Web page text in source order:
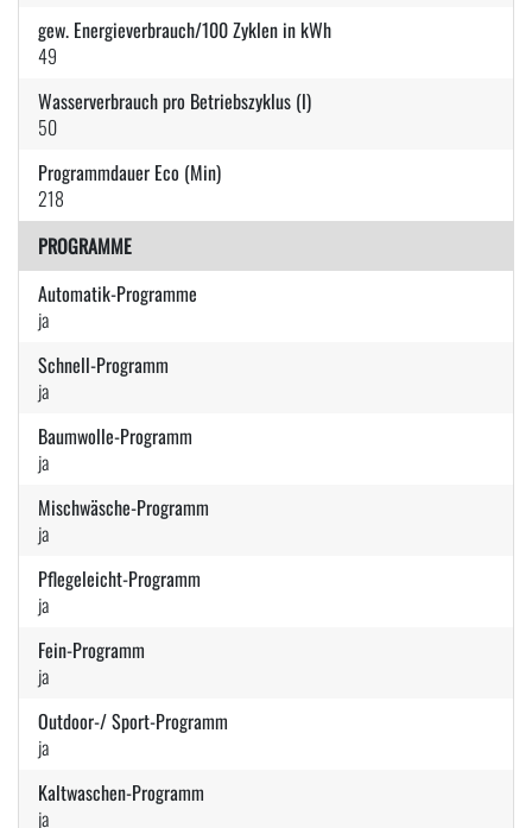
gew. Energieverbrauch/100 Zyklen in kWh
49
Wasserverbrauch pro Betriebszyklus (l)
50
Programmdauer Eco (Min)
218
PROGRAMME
Automatik-Programme
ja
Schnell-Programm
ja
Baumwolle-Programm
ja
Mischwäsche-Programm
ja
Pflegeleicht-Programm
ja
Fein-Programm
ja
Outdoor-/ Sport-Programm
ja
Kaltwaschen-Programm
ja